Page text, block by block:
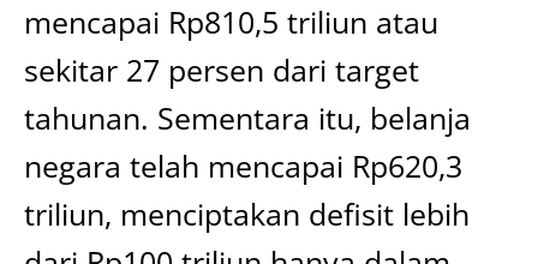
mencapai Rp810,5 triliun atau
sekitar 27 persen dari target
tahunan. Sementara itu, belanja
negara telah mencapai Rp620,3
triliun, menciptakan defisit lebih